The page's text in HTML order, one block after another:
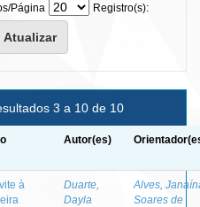
Página
Registro(s):
3 a 10 de 10
Autor(es)
à
Duarte,
Dayla
Alves,
Soares de